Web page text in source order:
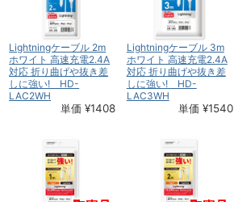
Lightningケーブル 2m
ホワイト 高速充電2.4A
対応 折り曲げや抜き差
しに強い! HD-
LAC2WH
単価 ¥1408
Lightningケーブル 3m
ホワイト 高速充電2.4A
対応 折り曲げや抜き差
しに強い! HD-
LAC3WH
単価 ¥1540